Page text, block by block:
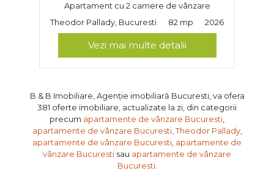
Apartament cu 2 camere de vânzare
Theodor Pallady, Bucuresti
82 mp 2026
Vezi mai multe detalii
B & B Imobiliare, Agenție imobiliară Bucuresti, va ofera
381 oferte imobiliare, actualizate la zi, din categorii
precum apartamente de vânzare Bucuresti
apartamente de vânzare Bucuresti, Theodor Pallady,
apartamente de vânzare Bucuresti apartamente de
vânzare Bucuresti sau apartamente de vânzare
Bucuresti.